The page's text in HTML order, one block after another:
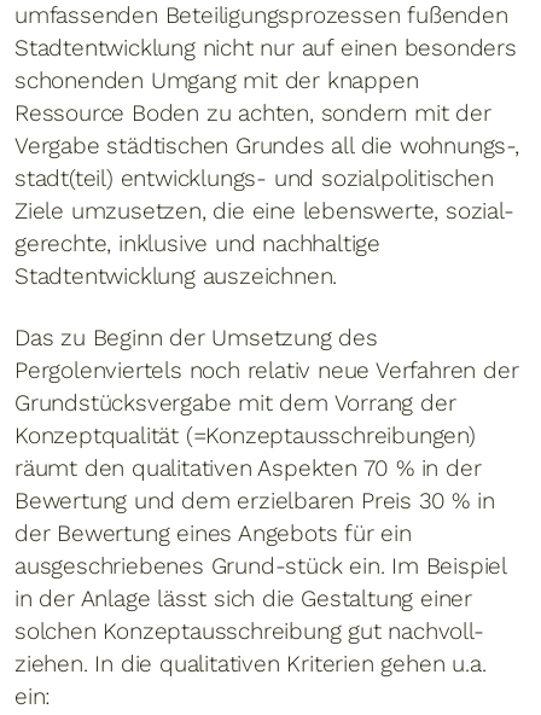
umfassenden Beteiligungsprozessen fußenden
Stadtentwicklung nicht nur auf einen besonders
schonenden Umgang mit der knappen
Ressource Boden zu achten, sondern mit der
Vergabe städtischen Grundes all die wohnungs-,
stadt(teil) entwicklungs- und sozialpolitischen
Ziele umzusetzen, die eine lebenswerte, sozial-
gerechte, inklusive und nachhaltige
Stadtentwicklung auszeichnen.
Das zu Beginn der Umsetzung des
Pergolenviertels noch relativ neue Verfahren der
Grundstücksvergabe mit dem Vorrang der
Konzeptqualität (=Konzeptausschreibungen)
räumt den qualitativen Aspekten 70 % in der
Bewertung und dem erzielbaren Preis 30 % in
der Bewertung eines Angebots für ein
ausgeschriebenes Grund-stück ein. Im Beispiel
in der Anlage lässt sich die Gestaltung einer
solchen Konzeptausschreibung gut nachvoll-
ziehen. In die qualitativen Kriterien gehen u.a.
ein: